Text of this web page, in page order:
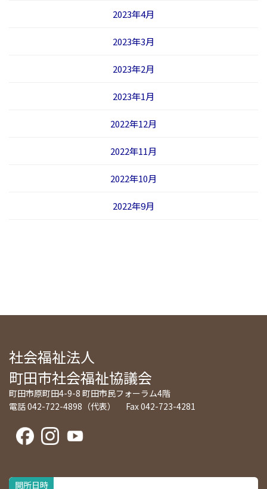
2023年4月
2023年3月
2023年2月
2023年1月
2022年12月
2022年11月
2022年10月
2022年9月
社会福祉法人
町田市社会福祉協議会
町田市原町田4-9-8 町田市民フォーラム4階
電話 042-722-4898（代表） Fax 042-723-4281
開所日時